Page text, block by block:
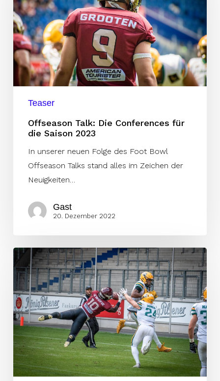
Conferences
für
die
Saison
2023
Teaser
Offseason Talk: Die Conferences für
die Saison 2023
In unserer neuen Folge des Foot Bowl
Offseason Talks stand alles im Zeichen der
Neuigkeiten…
Gast
20. Dezember 2022
KW50:
Nacita
in
die
ELF,
Conferences
und
mehr